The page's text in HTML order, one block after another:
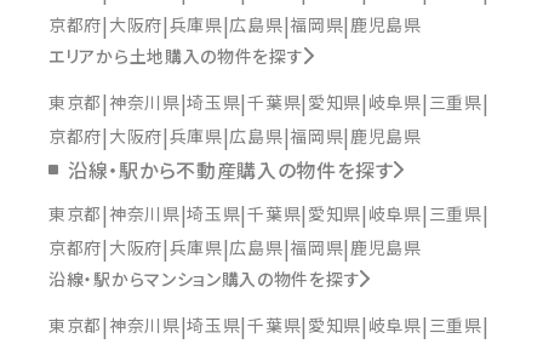
京都府 大阪府 兵庫県 広島県 福岡県 鹿児島県
エリアから土地購入の物件を探す
東京都 神奈川県 埼玉県 千葉県 愛知県 岐阜県 三重県
京都府 大阪府 兵庫県 広島県 福岡県 鹿児島県
沿線・駅から不動産購入の物件を探す
東京都 神奈川県 埼玉県 千葉県 愛知県 岐阜県 三重県
京都府 大阪府 兵庫県 広島県 福岡県 鹿児島県
沿線・駅からマンション購入の物件を探す
東京都 神奈川県 埼玉県 千葉県 愛知県 岐阜県 三重県